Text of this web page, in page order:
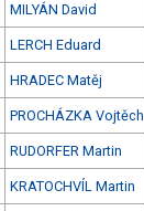
MILYÁN David
LERCH Eduard
HRADEC Matěj
PROCHÁZKA Vojtěch
RUDORFER Martin
KRATOCHVÍL Martin